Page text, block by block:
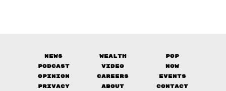
News Wealth
Pop
Podcast
Video
Now
Opinion
Careers
Events
Privacy
About Contact